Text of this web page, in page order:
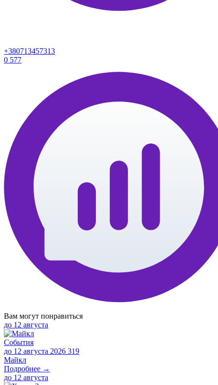
+380713457313
0 577
Вам могут понравиться
до 12 августа
События
до 12 августа 2026 319
Майкл
Подробнее →
до 12 августа